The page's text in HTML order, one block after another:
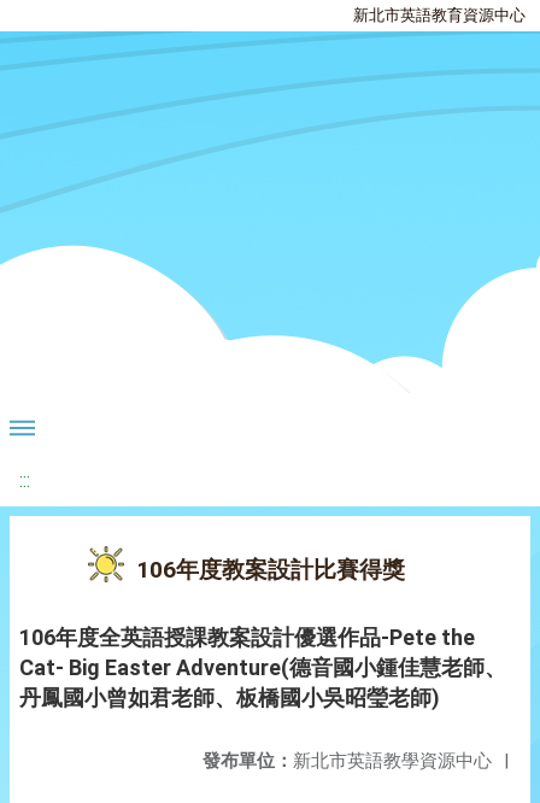
新北市英語教育資源中心
:::
106年度教案設計比賽得獎
106年度全英語授課教案設計優選作品-Pete the
Cat- Big Easter Adventure(德音國小鍾佳慧老師、
丹鳳國小曾如君老師、板橋國小吳昭瑩老師)
發布單位： 新北市英語教學資源中心 |